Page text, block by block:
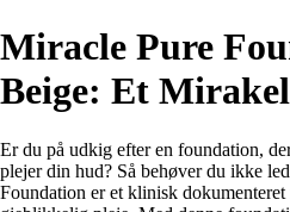
Miracle Pure
Beige: Et
Er du på udkig efter en foundation,
plejer din hud? Så behøver du ikke
Foundation er et klinisk